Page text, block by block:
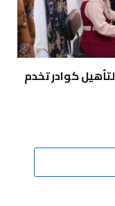
تطوير مركز التدريب المهني بالكيلو 7 لتأهيل كوادر تخدم